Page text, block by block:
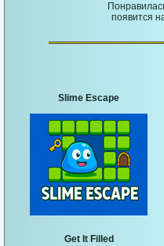
появится
Slime Escape
Get It Filled